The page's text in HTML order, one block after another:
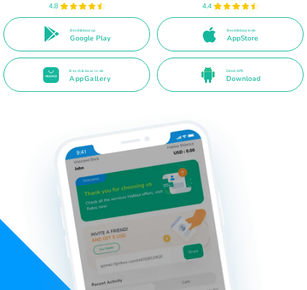
4.8
Beschikbaar op
Google Play
4.4
Beschikbaar in de
AppStore
Beschikbaar in de
AppGallery
Direct APK
Download